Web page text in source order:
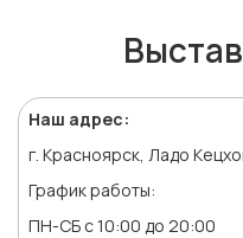
Наш адрес:
г. Красноярск, Ладо
График работы:
ПН-СБ с 10:00 до 20:00